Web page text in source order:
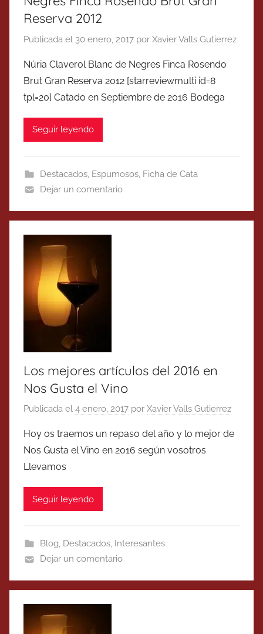
Reserva 2012
Publicada el 30 enero, 2017 por Xavier Valls Gutierrez
Núria Claverol Blanc de Negres Finca Rosendo
Brut Gran Reserva 2012 [starreviewmulti id=8
tpl=20] Catado en Septiembre de 2016 Bodega
Seguir leyendo
Destacados, Espumosos, Ficha de Cata
Dejar un comentario
Los mejores artículos del 2016 en
Nos Gusta el Vino
Publicada el 4 enero, 2017 por Xavier Valls Gutierrez
Hoy os traemos un repaso del año y lo mejor de
Nos Gusta el Vino en 2016 según vosotros
Llevamos
Seguir leyendo
Blog, Destacados, Interesantes
Dejar un comentario